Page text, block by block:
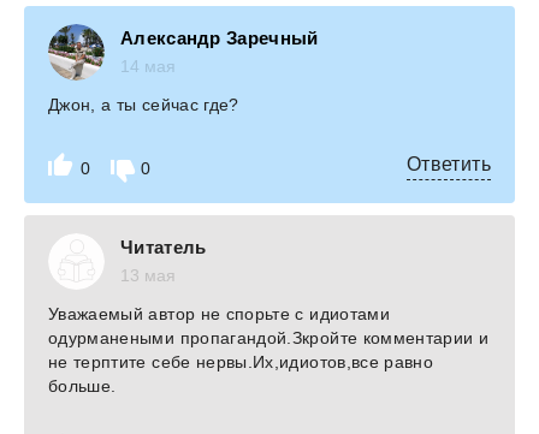
Александр Заречный
14 мая
0 0
Джон, а ты сейчас где?
Ответить
Читатель
13 мая
Уважаемый автор не спорьте с идиотами
одурманеными пропагандой.Зкройте комментарии и
не терптите себе нервы.Их,идиотов,все равно
больше.